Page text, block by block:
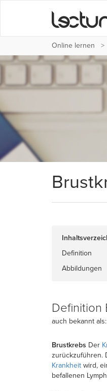
Online lernen
Definition
Abbildungen
Definition
auch bekannt
Brustkrebs Der
zurückzuführen.
Krankheit wird,
befallenen